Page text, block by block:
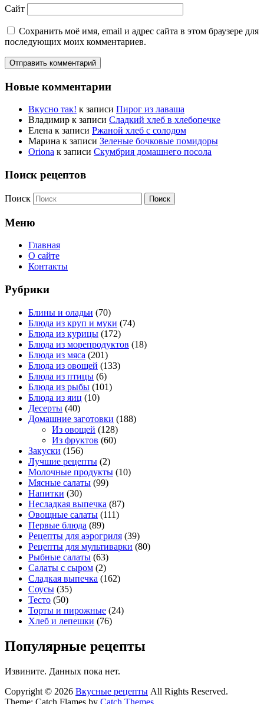
Сайт
Сохранить моё имя, email и адрес сайта в этом браузере для
последующих моих комментариев.
Новые комментарии
Вкусно так! к записи Пирог из лаваша
Владимир к записи Сладкий хлеб в хлебопечке
Елена к записи Ржаной хлеб с солодом
Марина к записи Зеленые бочковые помидоры
Oriona к записи Скумбрия домашнего посола
Поиск рецептов
Поиск
Меню
Главная
О сайте
Контакты
Рубрики
Блины и оладьи (70)
Блюда из круп и муки (74)
Блюда из курицы (172)
Блюда из морепродуктов (18)
Блюда из мяса (201)
Блюда из овощей (133)
Блюда из птицы (6)
Блюда из рыбы (101)
Блюда из яиц (10)
Десерты (40)
Домашние заготовки (188)
Из овощей (128)
Из фруктов (60)
Закуски (156)
Лучшие рецепты (2)
Молочные продукты (10)
Мясные салаты (99)
Напитки (30)
Несладкая выпечка (87)
Овощные салаты (111)
Первые блюда (89)
Рецепты для аэрогриля (39)
Рецепты для мультиварки (80)
Рыбные салаты (63)
Салаты с сыром (2)
Сладкая выпечка (162)
Соусы (35)
Тесто (50)
Торты и пирожные (24)
Хлеб и лепешки (76)
Популярные рецепты
Извините. Данных пока нет.
Copyright © 2026 Вкусные рецепты All Rights Reserved.
Theme: Catch Flames by Catch Themes